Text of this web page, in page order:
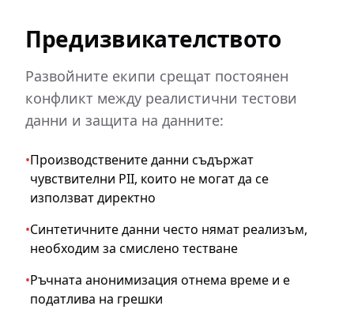
Предизвикателството
Развойните екипи срещат постоянен
конфликт между реалистични тестови
данни и защита на данните:
•Производствените данни съдържат
чувствителни PII, които не могат да се
използват директно
•Синтетичните данни често нямат реализъм,
необходим за смислено тестване
•Ръчната анонимизация отнема време и е
податлива на грешки